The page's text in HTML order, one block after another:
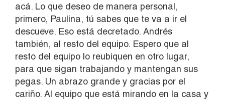
acá. Lo que deseo de manera personal,
primero, Paulina, tú sabes que te va a ir el
descueve. Eso está decretado. Andrés
también, al resto del equipo. Espero que al
resto del equipo lo reubiquen en otro lugar,
para que sigan trabajando y mantengan sus
pegas. Un abrazo grande y gracias por el
cariño. Al equipo que está mirando en la casa y